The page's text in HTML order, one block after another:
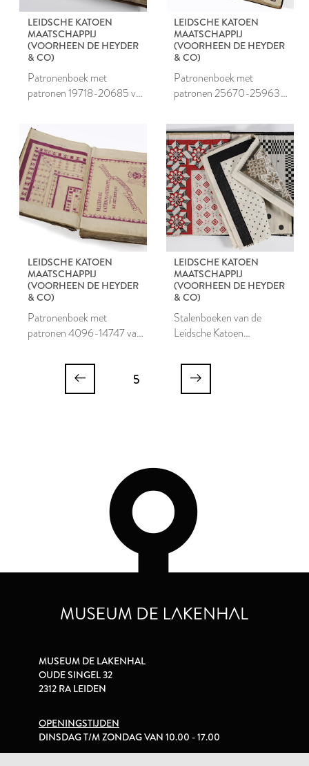
LEIDSCHE KATOEN
MAATSCHAPPIJ
(VOORHEEN DE HEYDER
& CO)
Patronenboek met
patronen 19718-20685 van
Maatschappij
LEIDSCHE KATOEN
MAATSCHAPPIJ
(VOORHEEN DE HEYDER
& CO)
Patronenboek met
patronen 25670-25963
Maatschappij
LEIDSCHE KATOEN
MAATSCHAPPIJ
(VOORHEEN DE HEYDER
& CO)
Patronenboek met
patronen 4096-14747 van
Maatschappij
LEIDSCHE KATOEN
MAATSCHAPPIJ
(VOORHEEN DE HEYDER
& CO)
Stalenboeken van de
Leidsche Katoen
5
MUSEUM DE LAKENHAL
OUDE SINGEL 32
2312 RA LEIDEN
OPENINGSTIJDEN
DINSDAG T/M ZONDAG VAN 10.00 - 17.00